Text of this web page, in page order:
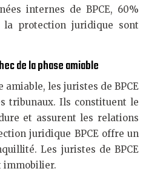
internes de BPCE, 60%
protection juridique sont
de la phase amiable
amiable, les juristes de BPCE
tribunaux. Ils constituent le
et assurent les relations
juridique BPCE offre un
Les juristes de BPCE
immobilier.